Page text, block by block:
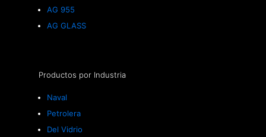
AG 955
AG GLASS
Productos por Industria
Naval
Petrolera
Del Vidrio